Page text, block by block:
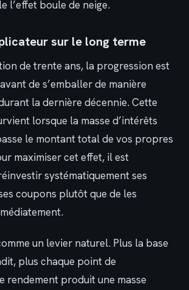
l’effet boule de neige.
sur le long terme
de trente ans, la progression est
de s’emballer de manière
la dernière décennie. Cette
lorsque la masse d’intérêts
le montant total de vos propres
maximiser cet effet, il est
systématiquement ses
coupons plutôt que de les
un levier naturel. Plus la base
plus chaque point de
rendement produit une masse